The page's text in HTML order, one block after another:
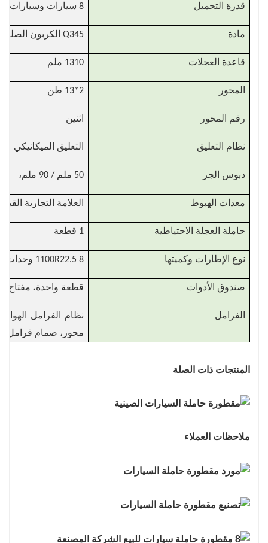
قدرة التحميل 8 سيارات وسيارات الدفع الرباعي
مادة Q345 الكربون الصلب
قاعدة العجلات 1310 ملم
المحور 2*13 طن
رقم المحور اثنين
نظام التعليق التعليق الميكانيكي
دبوس الجر 50 ملم / 90 ملم،
معدات الهبوط العلامة التجارية القياسية 28 طن
حاملة العجلة الاحتياطية 1 قطعة
نوع الإطارات وكميتها 1100R22.5 8 وحدات
صندوق الأدوات قطعة واحدة، مفتاح
الفرامل
محور، صمام فرامل من
المنتجات ذات الصلة
ملاحظات العملاء